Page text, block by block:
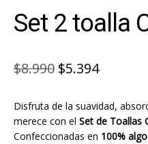
Set 2 toalla
$8.990 El
original
era:
$5.394El
actual
es:
Disfruta de la suavidad,
merece con el Set de Toallas
Confeccionadas en 100%